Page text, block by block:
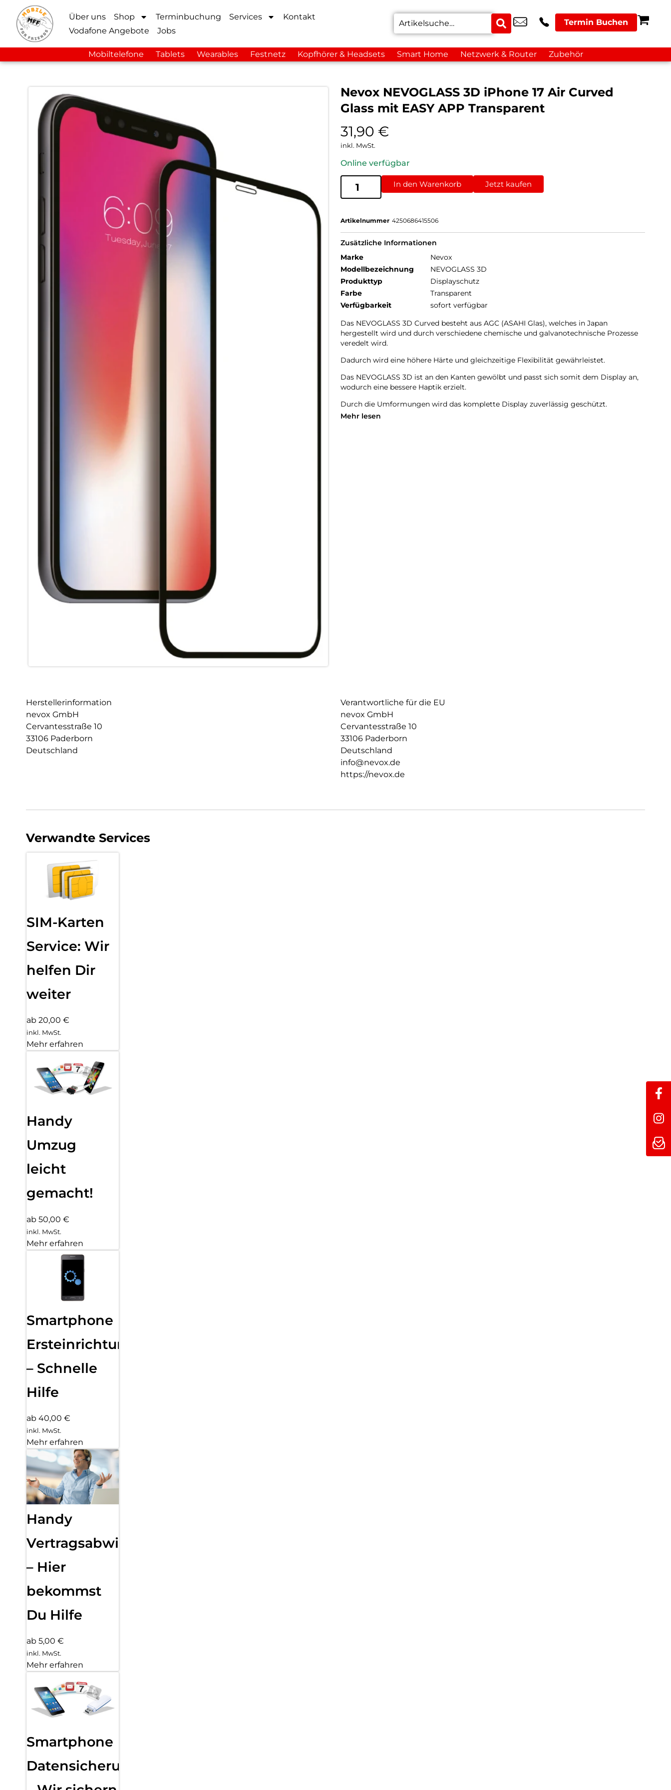
Über uns Shop Terminbuchung Services
Kontakt
Vodafone Angebote
Jobs
Termin Buchen
Mobiltelefone Tablets Wearables Festnetz Kopfhörer & Headsets Smart Home Netzwerk & Router Zubehör
Nevox NEVOGLASS 3D iPhone 17 Air Curved
Glass mit EASY APP Transparent
31,90 €
inkl. MwSt.
Online verfügbar
In den Warenkorb Jetzt kaufen
Artikelnummer 4250686415506
Zusätzliche Informationen
Marke
Nevox
Modellbezeichnung
NEVOGLASS 3D
Produkttyp
Displayschutz
Farbe
Transparent
Verfügbarkeit
sofort verfügbar
Das NEVOGLASS 3D Curved besteht aus AGC (ASAHI Glas), welches in Japan
hergestellt wird und durch verschiedene chemische und galvanotechnische Prozesse
veredelt wird.
Dadurch wird eine höhere Härte und gleichzeitige Flexibilität gewährleistet.
Das NEVOGLASS 3D ist an den Kanten gewölbt und passt sich somit dem Display an,
wodurch eine bessere Haptik erzielt.
Durch die Umformungen wird das komplette Display zuverlässig geschützt.
Im Set enthalten ist ein Montagetool, welches das Anbringen erheblich vereinfacht.
Mehr lesen
Herstellerinformation
nevox GmbH
Cervantesstraße 10
33106 Paderborn
Deutschland
Verantwortliche für die EU
nevox GmbH
Cervantesstraße 10
33106 Paderborn
Deutschland
info@nevox.de
https://nevox.de
Verwandte Services
SIM-Karten
Service: Wir
helfen Dir
weiter
ab 20,00 €
inkl. MwSt.
Mehr erfahren
Handy
Umzug
leicht
gemacht!
ab 50,00 €
inkl. MwSt.
Mehr erfahren
Smartphone
Ersteinrichtung
– Schnelle
Hilfe
ab 40,00 €
inkl. MwSt.
Mehr erfahren
Handy
Vertragsabwicklung
– Hier
bekommst
Du Hilfe
ab 5,00 €
inkl. MwSt.
Mehr erfahren
Smartphone
Datensicherung